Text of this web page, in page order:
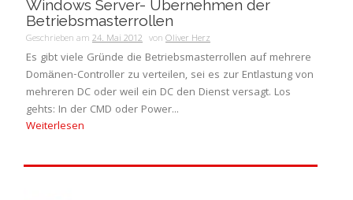
Windows Server- Übernehmen der
Betriebsmasterrollen
Geschrieben am 24. Mai 2012 von Oliver Herz
Es gibt viele Gründe die Betriebsmasterrollen auf mehrere
Domänen-Controller zu verteilen, sei es zur Entlastung von
mehreren DC oder weil ein DC den Dienst versagt. Los
gehts: In der CMD oder Power...
Weiterlesen